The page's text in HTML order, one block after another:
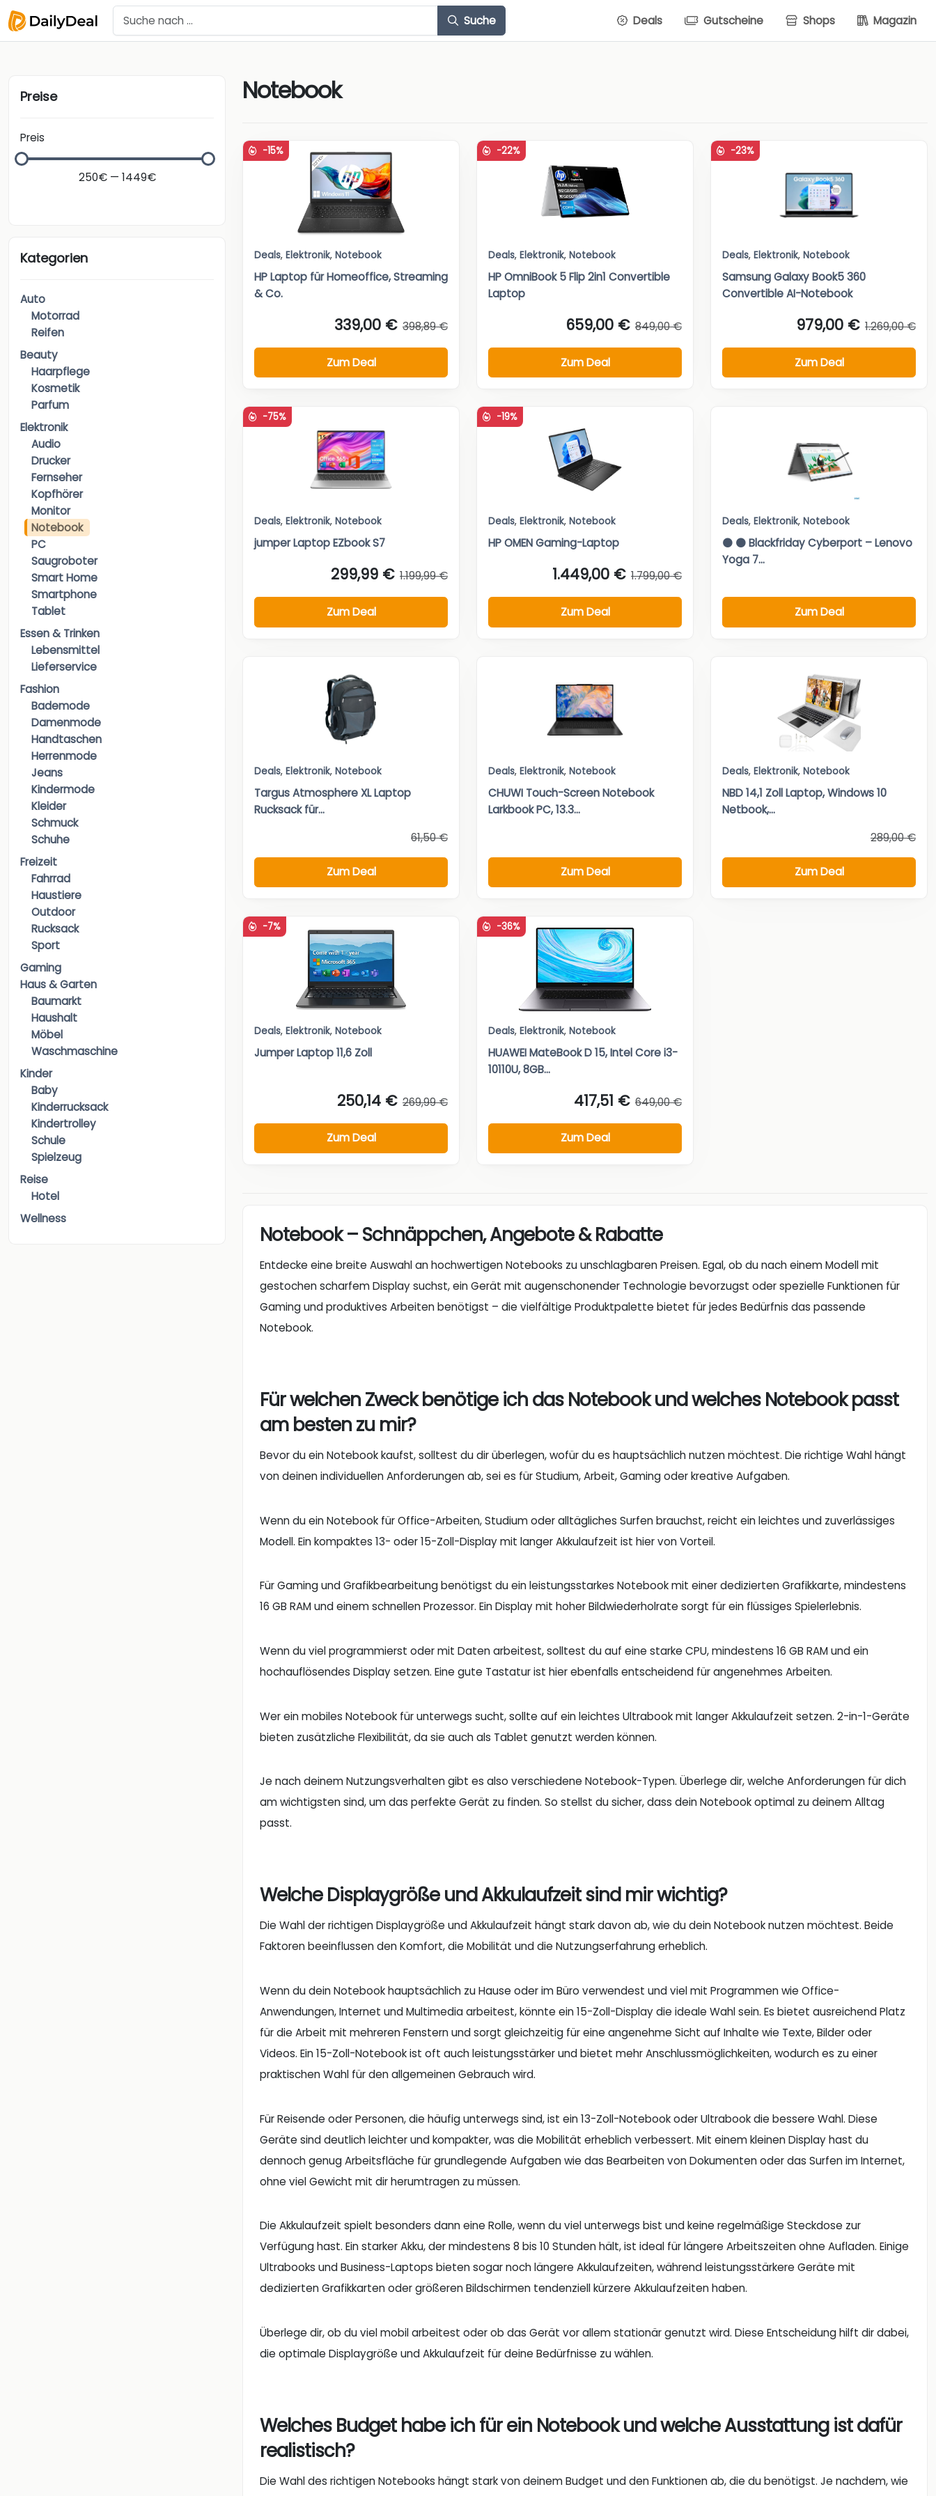
Suche Deals Gutscheine Shops Magazin
Preise
Preis
250€ — 1449€
Kategorien
Auto
Motorrad
Reifen
Beauty
Haarpflege
Kosmetik
Parfum
Elektronik
Audio
Drucker
Fernseher
Kopfhörer
Monitor
Notebook
PC
Saugroboter
Smart Home
Smartphone
Tablet
Essen & Trinken
Lebensmittel
Lieferservice
Fashion
Bademode
Damenmode
Handtaschen
Herrenmode
Jeans
Kindermode
Kleider
Schmuck
Schuhe
Freizeit
Fahrrad
Haustiere
Outdoor
Rucksack
Sport
Gaming
Haus & Garten
Baumarkt
Haushalt
Möbel
Waschmaschine
Kinder
Baby
Kinderrucksack
Kindertrolley
Schule
Spielzeug
Reise
Hotel
Wellness
Notebook
-15%
Deals, Elektronik, Notebook
HP Laptop für Homeoffice, Streaming
& Co.
339,00 € 398,89 €
Zum Deal
-22%
Deals, Elektronik, Notebook
HP OmniBook 5 Flip 2in1 Convertible
Laptop
659,00 € 849,00 €
Zum Deal
-23%
Deals, Elektronik, Notebook
Samsung Galaxy Book5 360
Convertible AI-Notebook
979,00 € 1.269,00 €
Zum Deal
-75%
Deals, Elektronik, Notebook
jumper Laptop EZbook S7
299,99 € 1.199,99 €
Zum Deal
-19%
Deals, Elektronik, Notebook
HP OMEN Gaming-Laptop
1.449,00 € 1.799,00 €
Zum Deal
Deals, Elektronik, Notebook
⚫ ⚫ Blackfriday Cyberport – Lenovo
Yoga 7...
Zum Deal
Deals, Elektronik, Notebook
Targus Atmosphere XL Laptop
Rucksack für...
61,50 €
Zum Deal
Deals, Elektronik, Notebook
CHUWI Touch-Screen Notebook
Larkbook PC, 13.3...
Zum Deal
Deals, Elektronik, Notebook
NBD 14,1 Zoll Laptop, Windows 10
Netbook,...
289,00 €
Zum Deal
-7%
Deals, Elektronik, Notebook
Jumper Laptop 11,6 Zoll
250,14 € 269,99 €
Zum Deal
-36%
Deals, Elektronik, Notebook
HUAWEI MateBook D 15, Intel Core i3-
10110U, 8GB...
417,51 € 649,00 €
Zum Deal
Notebook – Schnäppchen, Angebote & Rabatte
Entdecke eine breite Auswahl an hochwertigen Notebooks zu unschlagbaren Preisen. Egal, ob du nach einem Modell mit
gestochen scharfem Display suchst, ein Gerät mit augenschonender Technologie bevorzugst oder spezielle Funktionen für
Gaming und produktives Arbeiten benötigst – die vielfältige Produktpalette bietet für jedes Bedürfnis das passende
Notebook.
Für welchen Zweck benötige ich das Notebook und welches Notebook passt
am besten zu mir?
Bevor du ein Notebook kaufst, solltest du dir überlegen, wofür du es hauptsächlich nutzen möchtest. Die richtige Wahl hängt
von deinen individuellen Anforderungen ab, sei es für Studium, Arbeit, Gaming oder kreative Aufgaben.
Wenn du ein Notebook für Office-Arbeiten, Studium oder alltägliches Surfen brauchst, reicht ein leichtes und zuverlässiges
Modell. Ein kompaktes 13- oder 15-Zoll-Display mit langer Akkulaufzeit ist hier von Vorteil.
Für Gaming und Grafikbearbeitung benötigst du ein leistungsstarkes Notebook mit einer dedizierten Grafikkarte, mindestens
16 GB RAM und einem schnellen Prozessor. Ein Display mit hoher Bildwiederholrate sorgt für ein flüssiges Spielerlebnis.
Wenn du viel programmierst oder mit Daten arbeitest, solltest du auf eine starke CPU, mindestens 16 GB RAM und ein
hochauflösendes Display setzen. Eine gute Tastatur ist hier ebenfalls entscheidend für angenehmes Arbeiten.
Wer ein mobiles Notebook für unterwegs sucht, sollte auf ein leichtes Ultrabook mit langer Akkulaufzeit setzen. 2-in-1-Geräte
bieten zusätzliche Flexibilität, da sie auch als Tablet genutzt werden können.
Je nach deinem Nutzungsverhalten gibt es also verschiedene Notebook-Typen. Überlege dir, welche Anforderungen für dich
am wichtigsten sind, um das perfekte Gerät zu finden. So stellst du sicher, dass dein Notebook optimal zu deinem Alltag
passt.
Welche Displaygröße und Akkulaufzeit sind mir wichtig?
Die Wahl der richtigen Displaygröße und Akkulaufzeit hängt stark davon ab, wie du dein Notebook nutzen möchtest. Beide
Faktoren beeinflussen den Komfort, die Mobilität und die Nutzungserfahrung erheblich.
Wenn du dein Notebook hauptsächlich zu Hause oder im Büro verwendest und viel mit Programmen wie Office-
Anwendungen, Internet und Multimedia arbeitest, könnte ein 15-Zoll-Display die ideale Wahl sein. Es bietet ausreichend Platz
für die Arbeit mit mehreren Fenstern und sorgt gleichzeitig für eine angenehme Sicht auf Inhalte wie Texte, Bilder oder
Videos. Ein 15-Zoll-Notebook ist oft auch leistungsstärker und bietet mehr Anschlussmöglichkeiten, wodurch es zu einer
praktischen Wahl für den allgemeinen Gebrauch wird.
Für Reisende oder Personen, die häufig unterwegs sind, ist ein 13-Zoll-Notebook oder Ultrabook die bessere Wahl. Diese
Geräte sind deutlich leichter und kompakter, was die Mobilität erheblich verbessert. Mit einem kleinen Display hast du
dennoch genug Arbeitsfläche für grundlegende Aufgaben wie das Bearbeiten von Dokumenten oder das Surfen im Internet,
ohne viel Gewicht mit dir herumtragen zu müssen.
Die Akkulaufzeit spielt besonders dann eine Rolle, wenn du viel unterwegs bist und keine regelmäßige Steckdose zur
Verfügung hast. Ein starker Akku, der mindestens 8 bis 10 Stunden hält, ist ideal für längere Arbeitszeiten ohne Aufladen. Einige
Ultrabooks und Business-Laptops bieten sogar noch längere Akkulaufzeiten, während leistungsstärkere Geräte mit
dedizierten Grafikkarten oder größeren Bildschirmen tendenziell kürzere Akkulaufzeiten haben.
Überlege dir, ob du viel mobil arbeitest oder ob das Gerät vor allem stationär genutzt wird. Diese Entscheidung hilft dir dabei,
die optimale Displaygröße und Akkulaufzeit für deine Bedürfnisse zu wählen.
Welches Budget habe ich für ein Notebook und welche Ausstattung ist dafür
realistisch?
Die Wahl des richtigen Notebooks hängt stark von deinem Budget und den Funktionen ab, die du benötigst. Je nachdem, wie